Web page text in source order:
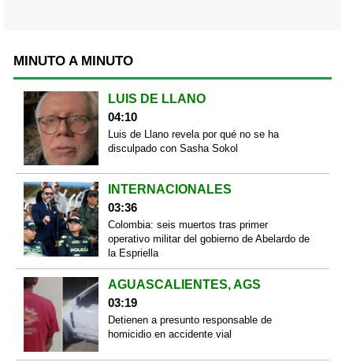
MINUTO A MINUTO
LUIS DE LLANO
04:10
Luis de Llano revela por qué no se ha
disculpado con Sasha Sokol
INTERNACIONALES
03:36
Colombia: seis muertos tras primer
operativo militar del gobierno de Abelardo de
la Espriella
AGUASCALIENTES, AGS
03:19
Detienen a presunto responsable de
homicidio en accidente vial